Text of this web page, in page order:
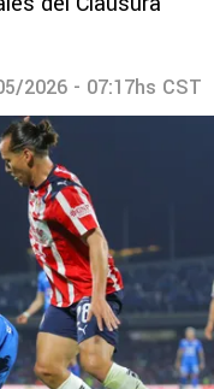
2026 - 07:17hs CST